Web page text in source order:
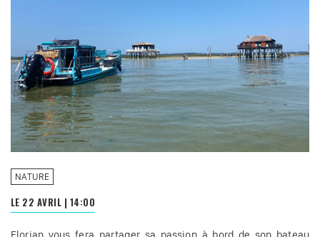
NATURE
LE 22 AVRIL | 14:00